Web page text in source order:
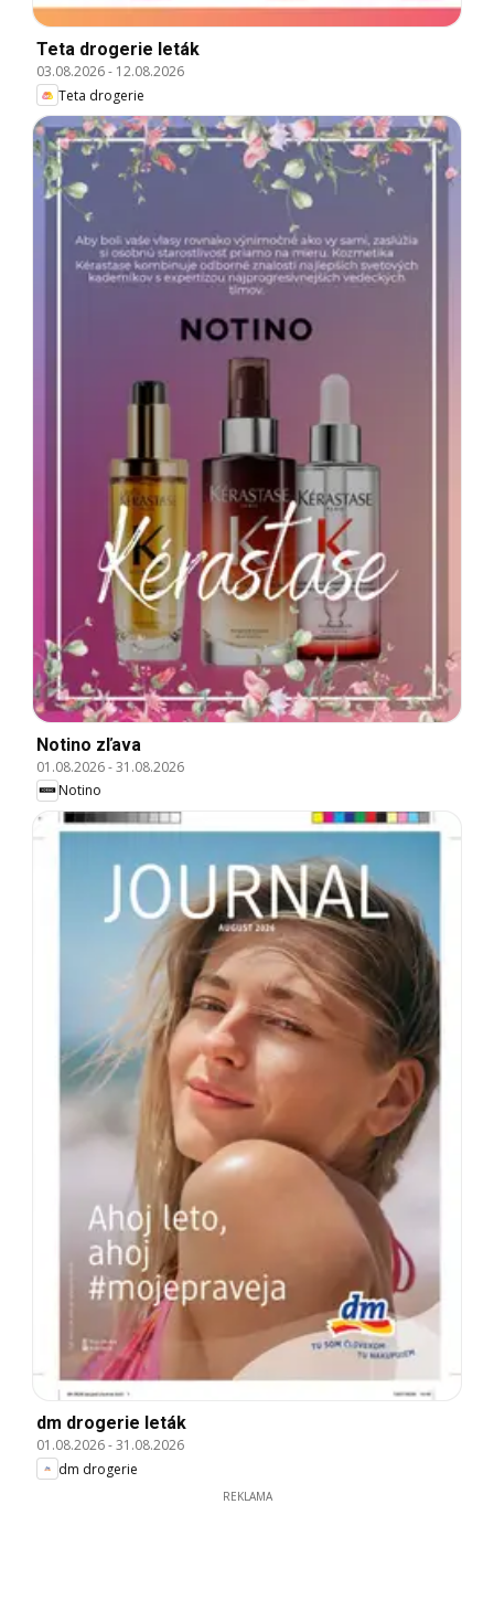
Teta drogerie leták
03.08.2026- 12.08.2026
Teta drogerie
Notino zľava
01.08.2026-31.08.2026
Notino
dm drogerie leták
01.08.2026-31.08.2026
dm drogerie
REKLAMA